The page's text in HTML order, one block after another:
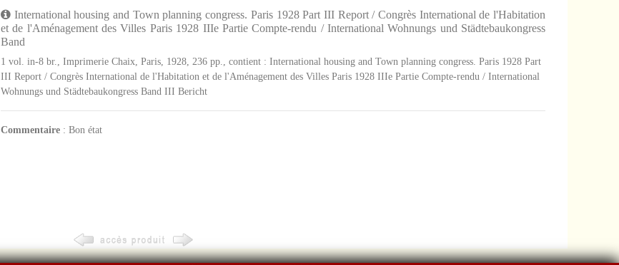
International housing and Town planning congress. Paris 1928 Part III Report / Congrès International de l'Habitation
et de l'Aménagement des Villes Paris 1928 IIIe Partie Compte-rendu / International Wohnungs und Städtebaukongress
Band
1 vol. in-8 br., Imprimerie Chaix, Paris, 1928, 236 pp., contient : International housing and Town planning congress. Paris 1928 Part
III Report / Congrès International de l'Habitation et de l'Aménagement des Villes Paris 1928 IIIe Partie Compte-rendu / International
Wohnungs und Städtebaukongress Band III Bericht
Commentaire: Bon état